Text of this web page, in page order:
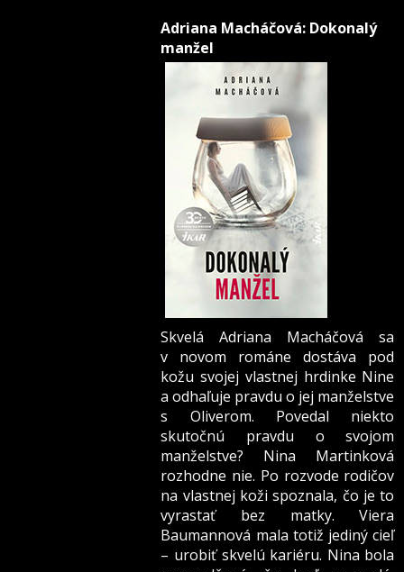
Adriana Macháčová: Dokonalý
manžel
Skvelá Adriana Macháčová sa
v novom románe dostáva pod
kožu svojej vlastnej hrdinke Nine
a odhaľuje pravdu o jej manželstve
s Oliverom. Povedal niekto
skutočnú pravdu o svojom
manželstve? Nina Martinková
rozhodne nie. Po rozvode rodičov
na vlastnej koži spoznala, čo je to
vyrastať bez matky. Viera
Baumannová mala totiž jediný cieľ
– urobiť skvelú kariéru. Nina bola